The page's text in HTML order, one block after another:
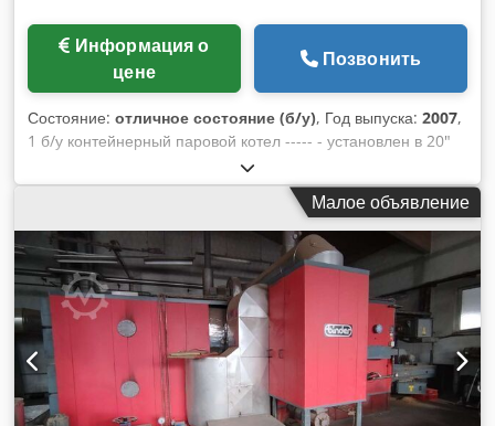
цене
Позвонить
Состояние: отличное состояние (б/у), Год выпуска: 2007,
1 б/у контейнерный паровой котел ----- - установлен в 20"
морской контейнер - Производитель: LOOS Gunzenhausen
Chsdpfxezguypj Alwsa Тип: U-HD 1250 Поверхность
нагрева, ок.: 20 кв.м Макс. производительность: 1250 кг/ч
Рабочее избыточное давление: 16,0 бар Повышенное
испытательное давление: 29,6 бар Водоёмкость при ном.
уровне: примерно 993 л Полная водоёмкость: примерно 1
365 л Год выпуска: 2007 Знак CE: 0036 Оснащён
комбинированной газо-/масляной горелкой Weishaupt
WMGL, линией регулирования газа, электрическим
шкафом, питательным насосом и имеющейся арматурой
грубой и тонкой настройки.
Малое объявление